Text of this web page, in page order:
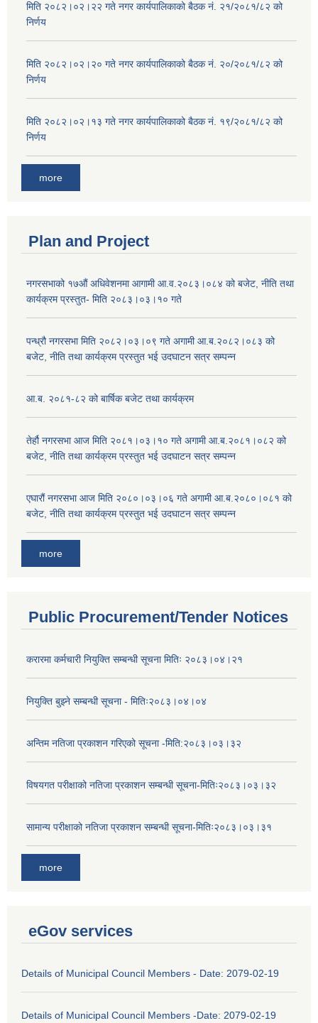
मिति २०८२।०२।२२ गते नगर कार्यपालिकाको बैठक नं. २१/२०८१/८२ को
निर्णय
मिति २०८२।०२।२० गते नगर कार्यपालिकाको बैठक नं. २०/२०८१/८२ को
निर्णय
मिति २०८२।०२।१३ गते नगर कार्यपालिकाको बैठक नं. १९/२०८१/८२ को
निर्णय
more
Plan and Project
नगरसभाको १७औं अधिवेशनमा आगामी आ.व.२०८३।०८४ को बजेट, नीति तथा
कार्यक्रम प्रस्तुत- मिति २०८३।०३।१० गते
पन्ध्रौ नगरसभा मिति २०८२।०३।०९ गते अगामी आ.ब.२०८२।०८३ को
बजेट, नीति तथा कार्यक्रम प्रस्तुत भई उदघाटन सत्र सम्पन्न
आ.ब. २०८१-८२ को बार्षिक बजेट तथा कार्यक्रम
तेर्हौ नगरसभा आज मिति २०८१।०३।१० गते अगामी आ.ब.२०८१।०८२ को
बजेट, नीति तथा कार्यक्रम प्रस्तुत भई उदघाटन सत्र सम्पन्न
एघारौं नगरसभा आज मिति २०८०।०३।०६ गते अगामी आ.ब.२०८०।०८१ को
बजेट, नीति तथा कार्यक्रम प्रस्तुत भई उदघाटन सत्र सम्पन्न
more
Public Procurement/Tender Notices
करारमा कर्मचारी नियुक्ति सम्बन्धी सूचना मितिः २०८३।०४।२१
नियुक्ति बुझ्ने सम्बन्धी सूचना - मितिः२०८३।०४।०४
अन्तिम नतिजा प्रकाशन गरिएको सूचना -मिति:२०८३।०३।३२
विषयगत परीक्षाको नतिजा प्रकाशन सम्बन्धी सूचना-मितिः२०८३।०३।३२
सामान्य परीक्षाको नतिजा प्रकाशन सम्बन्धी सूचना-मितिः२०८३।०३।३१
more
eGov services
Details of Municipal Council Members - Date: 2079-02-19
Details of Municipal Council Members -Date: 2079-02-19